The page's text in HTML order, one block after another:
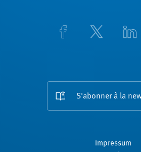
S'abonner à la
Impressum